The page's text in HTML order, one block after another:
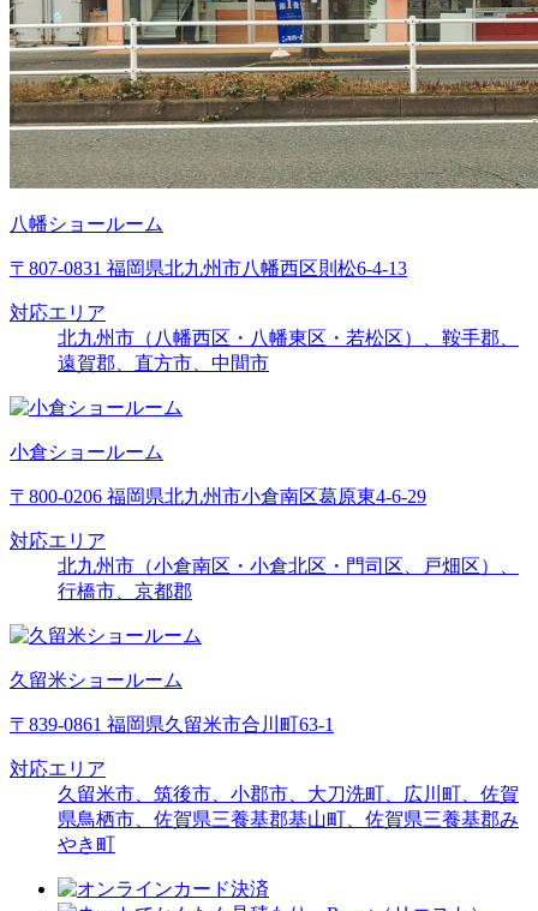
八幡ショールーム
〒807-0831 福岡県北九州市八幡西区則松6-4-13
対応エリア
北九州市（八幡西区・八幡東区・若松区）、鞍手郡、
遠賀郡、直方市、中間市
小倉ショールーム
〒800-0206 福岡県北九州市小倉南区葛原東4-6-29
対応エリア
北九州市（小倉南区・小倉北区・門司区、戸畑区）、
行橋市、京都郡
久留米ショールーム
〒839-0861 福岡県久留米市合川町63-1
対応エリア
久留米市、筑後市、小郡市、大刀洗町、広川町、佐賀
県鳥栖市、佐賀県三養基郡基山町、佐賀県三養基郡み
やき町